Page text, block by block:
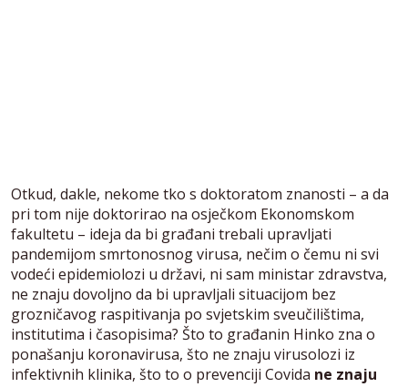
Otkud, dakle, nekome tko s doktoratom znanosti – a da
pri tom nije doktorirao na osječkom Ekonomskom
fakultetu – ideja da bi građani trebali upravljati
pandemijom smrtonosnog virusa, nečim o čemu ni svi
vodeći epidemiolozi u državi, ni sam ministar zdravstva,
ne znaju dovoljno da bi upravljali situacijom bez
grozničavog raspitivanja po svjetskim sveučilištima,
institutima i časopisima? Što to građanin Hinko zna o
ponašanju koronavirusa, što ne znaju virusolozi iz
infektivnih klinika, što to o prevenciji Covida ne znaju